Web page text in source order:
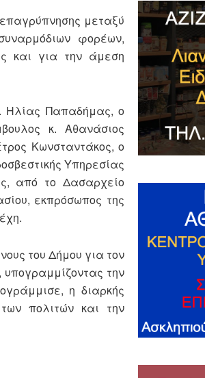
μεταξύ
φορέων,
και για την άμεση
Ηλίας Παπαδήμας, ο
κ. Αθανάσιος
Κωνσταντάκος, ο
Υπηρεσίας
από το Δασαρχείο
εκπρόσωπος της
του Δήμου για τον
την
η διαρκής
πολιτών και την